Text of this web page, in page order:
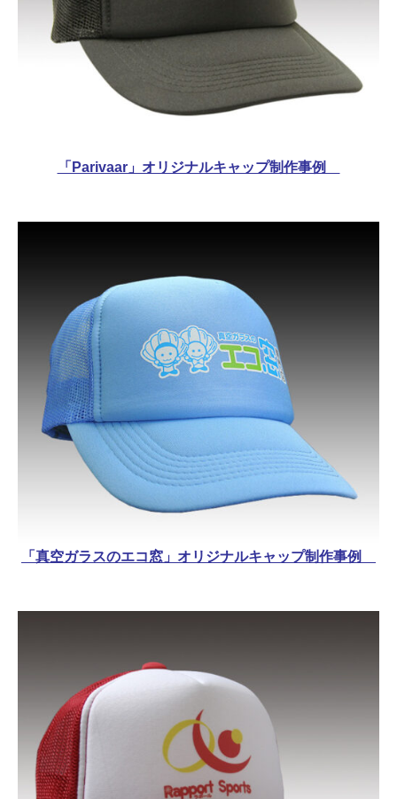
「Parivaar」オリジナルキャップ制作事例
「真空ガラスのエコ窓」オリジナルキャップ制作事例